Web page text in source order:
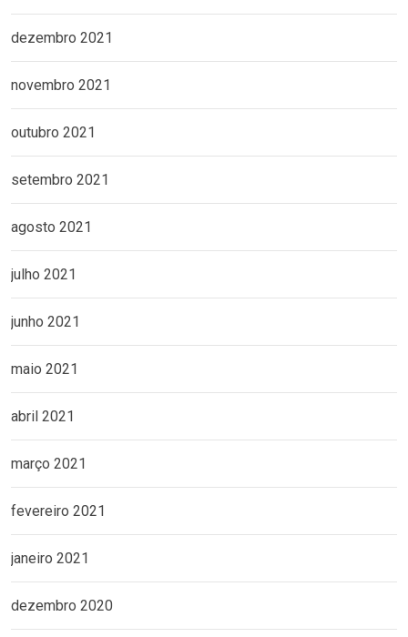
dezembro 2021
novembro 2021
outubro 2021
setembro 2021
agosto 2021
julho 2021
junho 2021
maio 2021
abril 2021
março 2021
fevereiro 2021
janeiro 2021
dezembro 2020